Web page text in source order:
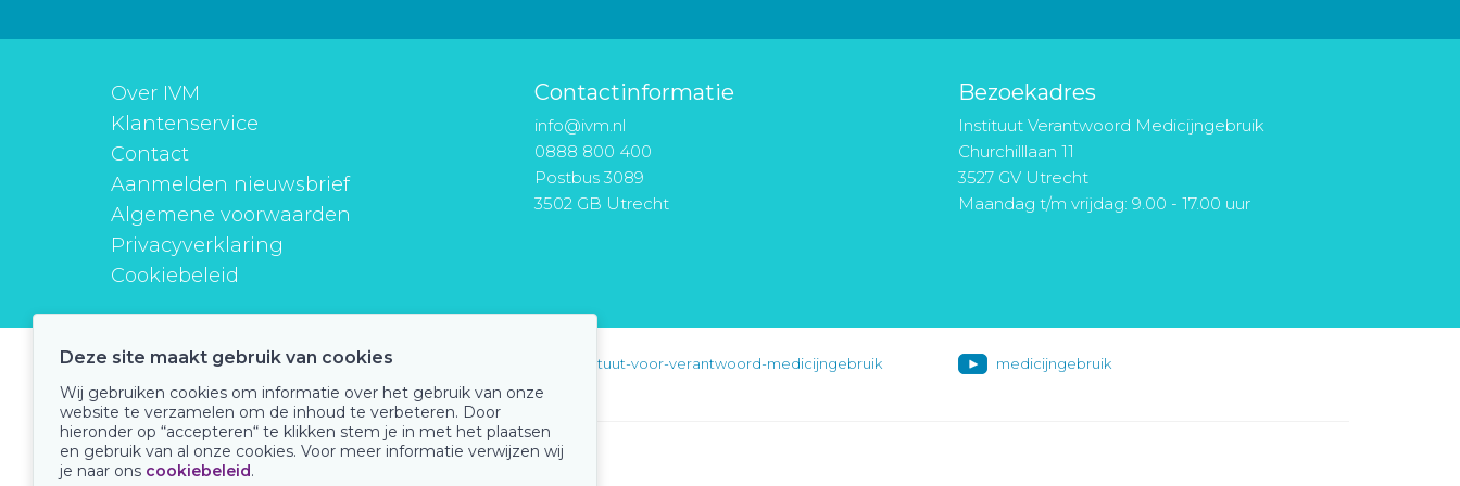
Over IVM
Klantenservice
Contact
Aanmelden nieuwsbrief
Algemene voorwaarden
Privacyverklaring
Cookiebeleid
Contactinformatie
info@ivm.nl
0888 800 400
Postbus 3089
3502 GB Utrecht
Bezoekadres
Instituut Verantwoord Medicijngebruik
Churchilllaan 11
3527 GV Utrecht
Maandag t/m vrijdag: 9.00 - 17.00 uur
instituutverantwoordmedicijngebruik instituut-voor-verantwoord-medicijngebruik medicijngebruik
Onze keurmerken
Deze site maakt gebruik van cookies
Wij gebruiken cookies om informatie over het gebruik van onze
website te verzamelen om de inhoud te verbeteren. Door
hieronder op “accepteren“ te klikken stem je in met het plaatsen
en gebruik van al onze cookies. Voor meer informatie verwijzen wij
je naar ons cookiebeleid.